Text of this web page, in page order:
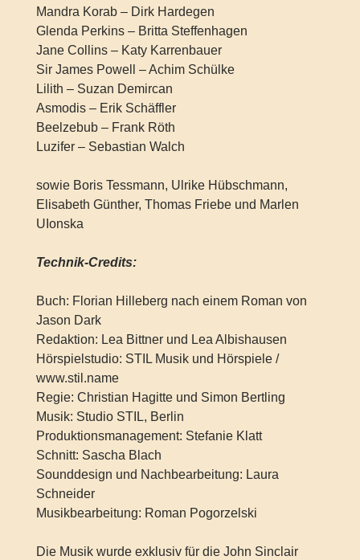
Mandra Korab – Dirk Hardegen
Glenda Perkins – Britta Steffenhagen
Jane Collins – Katy Karrenbauer
Sir James Powell – Achim Schülke
Lilith – Suzan Demircan
Asmodis – Erik Schäffler
Beelzebub – Frank Röth
Luzifer – Sebastian Walch
sowie Boris Tessmann, Ulrike Hübschmann,
Elisabeth Günther, Thomas Friebe und Marlen
UIonska
Technik-Credits:
Buch: Florian Hilleberg nach einem Roman von
Jason Dark
Redaktion: Lea Bittner und Lea Albishausen
Hörspielstudio: STIL Musik und Hörspiele /
www.stil.name
Regie: Christian Hagitte und Simon Bertling
Musik: Studio STIL, Berlin
Produktionsmanagement: Stefanie Klatt
Schnitt: Sascha Blach
Sounddesign und Nachbearbeitung: Laura
Schneider
Musikbearbeitung: Roman Pogorzelski
Die Musik wurde exklusiv für die John Sinclair